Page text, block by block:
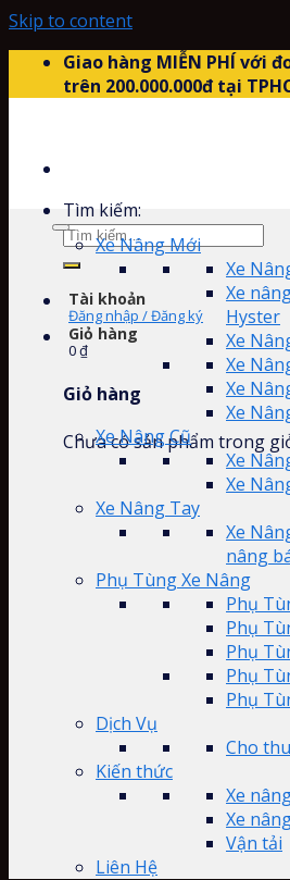
Skip to content
Giao hàng MIỄN PHÍ với
trên 200.000.000đ tại
Tìm kiếm:
Tài khoản
Đăng nhập / Đăng ký
Giỏ hàng
0₫
Giỏ hàng
Chưa có sản phẩm trong
Xe Nâng Mới
Xe
Xe
Hyster
Xe
Xe
Xe
Xe
Xe Nâng Cũ
Xe
Xe
Xe Nâng Tay
Xe
nâng
Phụ Tùng Xe Nâng
Phụ
Phụ
Phụ
Phụ
Phụ
Dịch Vụ
Cho
Kiến thức
Xe
Xe
Vận tải
Liên Hệ